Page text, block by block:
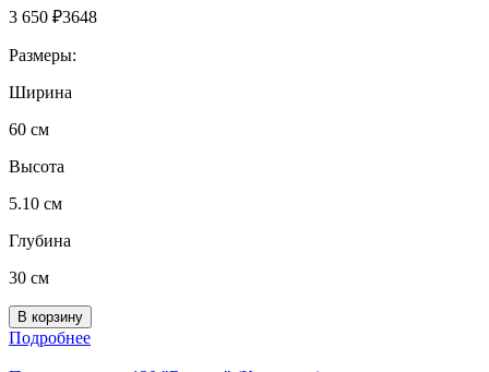
3 650 ₽3648
Размеры:
Ширина
60 см
Высота
5.10 см
Глубина
30 см
Подробнее